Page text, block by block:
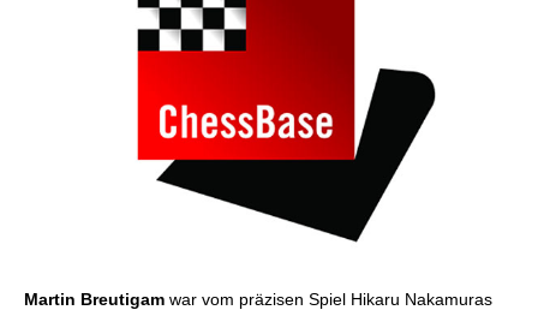
Martin Breutigam war vom präzisen Spiel Hikaru Nakamuras